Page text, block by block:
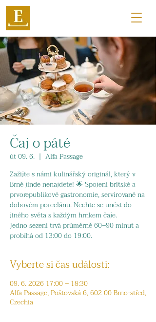
Čaj o páté
út 09. 6.
  |
Alfa Passage
Zažijte s námi kulinářský originál, který v
Brně jinde nenajdete! 🌟 Spojení britské a
prvorepublikové gastronomie, servírované na
dobovém porcelánu. Nechte se unést do
jiného světa s každým hrnkem čaje.
Jedno sezení trvá průměrně 60–90 minut a
probíhá od 13:00 do 19:00.
Vyberte si čas události:
09. 6. 2026 17:00 – 18:30
Alfa Passage, Poštovská 6, 602 00 Brno-střed,
Czechia